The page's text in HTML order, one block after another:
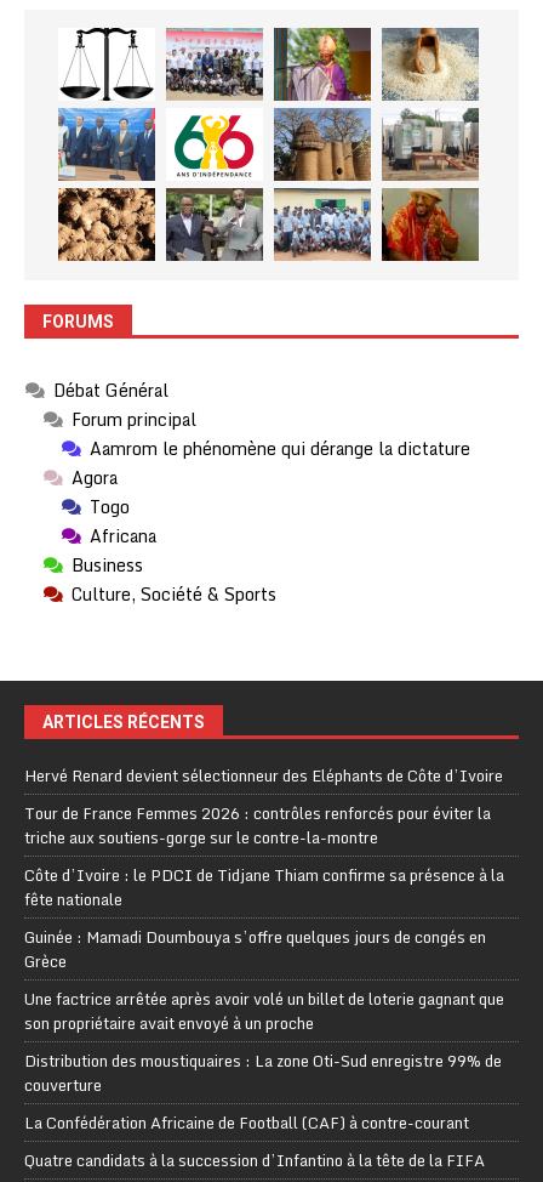
FORUMS
Débat Général
Forum principal
Aamrom le phénomène qui dérange la dictature
Agora
Togo
Africana
Business
Culture, Société & Sports
ARTICLES RÉCENTS
Hervé Renard devient sélectionneur des Eléphants de Côte d’Ivoire
Tour de France Femmes 2026 : contrôles renforcés pour éviter la
triche aux soutiens-gorge sur le contre-la-montre
Côte d’Ivoire : le PDCI de Tidjane Thiam confirme sa présence à la
fête nationale
Guinée : Mamadi Doumbouya s’offre quelques jours de congés en
Grèce
Une factrice arrêtée après avoir volé un billet de loterie gagnant que
son propriétaire avait envoyé à un proche
Distribution des moustiquaires : La zone Oti-Sud enregistre 99% de
couverture
La Confédération Africaine de Football (CAF) à contre-courant
Quatre candidats à la succession d’Infantino à la tête de la FIFA